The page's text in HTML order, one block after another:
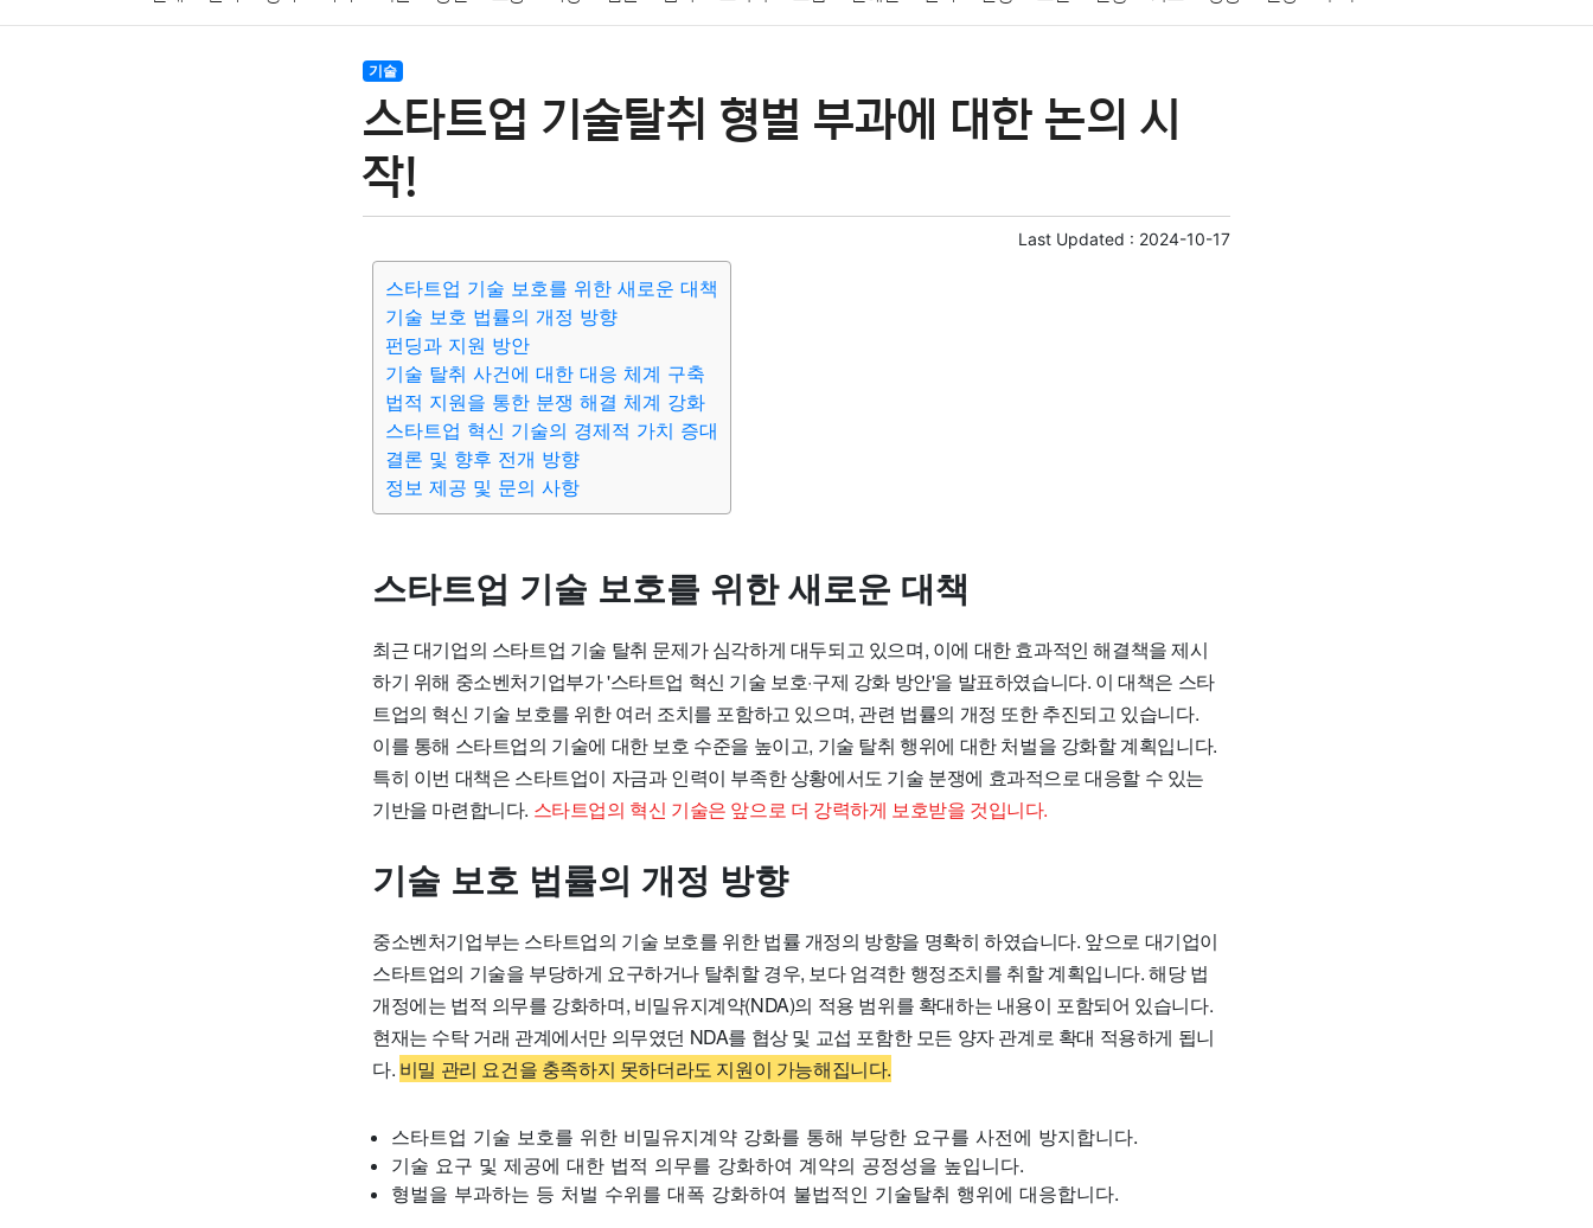
결혼 육아
기술 종교 사회 정치 건강 의료 의학 경제 마케팅 부동산 외국어 교육 교통 생활
기술
스타트업 기술탈취 형벌 부과에 대한 논의 시
작!
Last Updated : 2024-10-17
스타트업 기술 보호를 위한 새로운 대책
기술 보호 법률의 개정 방향
펀딩과 지원 방안
기술 탈취 사건에 대한 대응 체계 구축
법적 지원을 통한 분쟁 해결 체계 강화
스타트업 혁신 기술의 경제적 가치 증대
결론 및 향후 전개 방향
정보 제공 및 문의 사항
스타트업 기술 보호를 위한 새로운 대책
최근 대기업의 스타트업 기술 탈취 문제가 심각하게 대두되고 있으며, 이에 대한 효과적인 해결책을 제시
하기 위해 중소벤처기업부가 '스타트업 혁신 기술 보호·구제 강화 방안'을 발표하였습니다. 이 대책은 스타
트업의 혁신 기술 보호를 위한 여러 조치를 포함하고 있으며, 관련 법률의 개정 또한 추진되고 있습니다.
이를 통해 스타트업의 기술에 대한 보호 수준을 높이고, 기술 탈취 행위에 대한 처벌을 강화할 계획입니다.
특히 이번 대책은 스타트업이 자금과 인력이 부족한 상황에서도 기술 분쟁에 효과적으로 대응할 수 있는
기반을 마련합니다. 스타트업의 혁신 기술은 앞으로 더 강력하게 보호받을 것입니다.
기술 보호 법률의 개정 방향
중소벤처기업부는 스타트업의 기술 보호를 위한 법률 개정의 방향을 명확히 하였습니다. 앞으로 대기업이
스타트업의 기술을 부당하게 요구하거나 탈취할 경우, 보다 엄격한 행정조치를 취할 계획입니다. 해당 법
개정에는 법적 의무를 강화하며, 비밀유지계약(NDA)의 적용 범위를 확대하는 내용이 포함되어 있습니다.
현재는 수탁 거래 관계에서만 의무였던 NDA를 협상 및 교섭 포함한 모든 양자 관계로 확대 적용하게 됩니
다. 비밀 관리 요건을 충족하지 못하더라도 지원이 가능해집니다.
스타트업 기술 보호를 위한 비밀유지계약 강화를 통해 부당한 요구를 사전에 방지합니다.
기술 요구 및 제공에 대한 법적 의무를 강화하여 계약의 공정성을 높입니다.
형벌을 부과하는 등 처벌 수위를 대폭 강화하여 불법적인 기술탈취 행위에 대응합니다.